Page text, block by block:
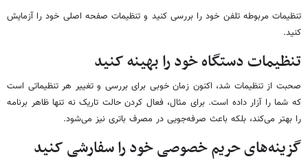
تنظیمات مربوطه تلفن خود را بررسی کنید و تنظیمات صفحه اصلی خود را آزمایش
کنید.
تنظیمات دستگاه خود را بهینه کنید
صحبت از تنظیمات شد، اکنون زمان خوبی برای بررسی و تغییر هر تنظیماتی است
که شما را آزار داده است. برای مثال، فعال کردن حالت تاریک نه تنها ظاهر برنامه
را بهتر می‌کند، بلکه باعث صرفه‌جویی در مصرف باتری نیز می‌شود.
گزینه‌های حریم خصوصی خود را سفارشی کنید